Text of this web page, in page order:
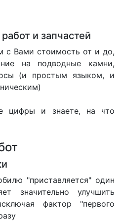
и запчастей
с Вами стоимость от и до,
на подводные камни,
(и простым языком, и
цифры и знаете, на что
"приставляется" один
значительно улучшить
фактор "первого